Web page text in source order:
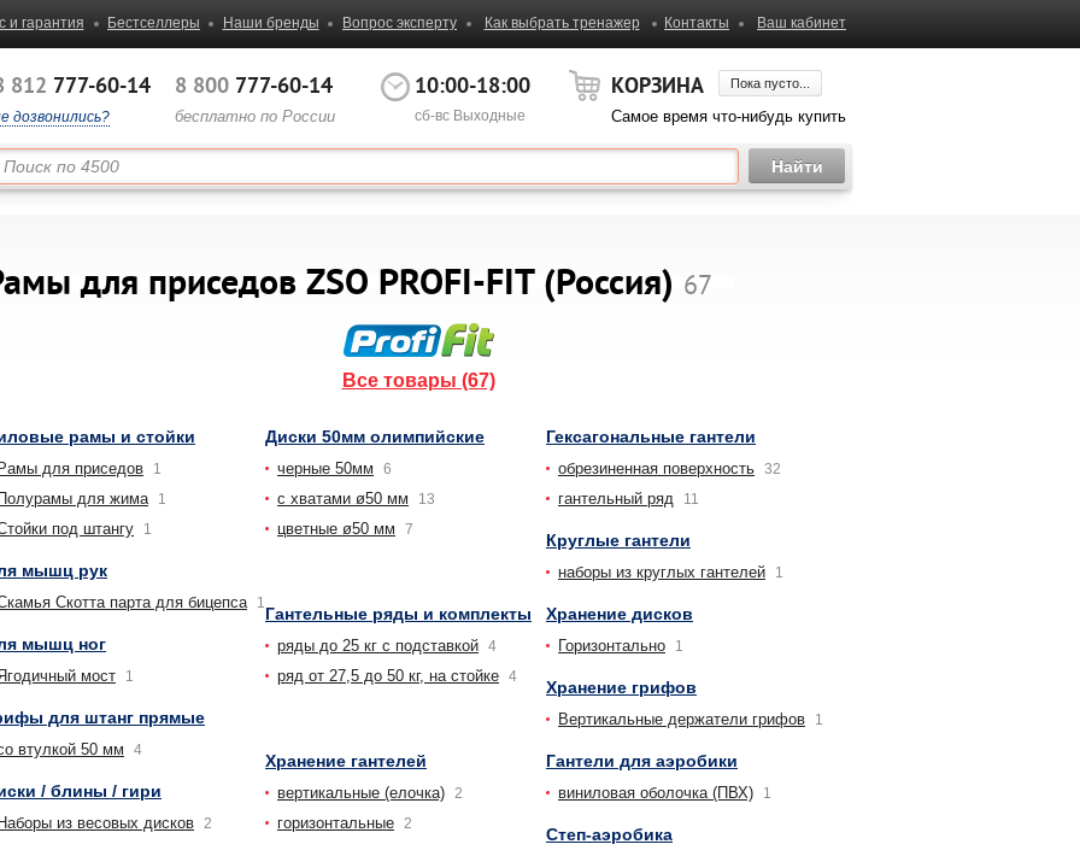
и гарантия Бестселлеры Наши бренды Вопрос эксперту Как выбрать тренажер Контакты Ваш кабинет
812 777-60-14
дозвонились?
8 800 777-60-14
бесплатно по России
10:00-18:00
сб-вс Выходные
КОРЗИНА Пока пусто...
Самое время что-нибудь купить
для приседов ZSO PROFI-FIT (Россия) 67
Все товары (67)
рамы и стойки
Рамы для приседов 1
Полурамы для жима 1
под штангу 1
мышц рук
Скотта парта для бицепса 1
мышц ног
мост 1
для штанг прямые
втулкой 50 мм 4
/ блины / гири
Наборы из весовых дисков 2
Диски 50мм олимпийские
черные 50мм 6
с хватами ø50 мм 13
цветные ø50 мм 7
Гексагональные гантели
обрезиненная поверхность 32
гантельный ряд 11
Круглые гантели
наборы из круглых гантелей 1
Гантельные ряды и комплекты
ряды до 25 кг с подставкой 4
ряд от 27,5 до 50 кг, на стойке 4
Хранение дисков
Горизонтально 1
Хранение грифов
Вертикальные держатели грифов 1
Хранение гантелей
вертикальные (елочка) 2
горизонтальные 2
Гантели для аэробики
виниловая оболочка (ПВХ) 1
Степ-аэробика